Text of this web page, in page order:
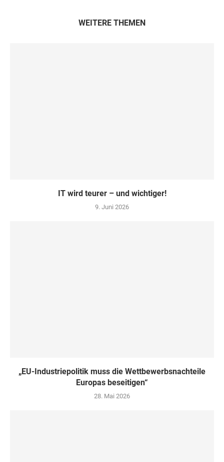
WEITERE THEMEN
IT wird teurer – und wichtiger!
9. Juni 2026
„EU-Industriepolitik muss die Wettbewerbsnachteile
Europas beseitigen“
28. Mai 2026